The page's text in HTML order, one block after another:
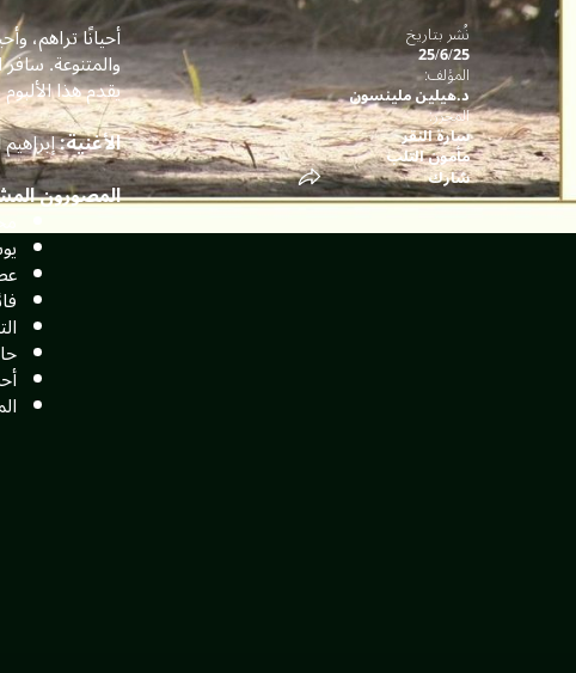
نُشر بتاريخ
25/6/25
المؤلف:
د.هيلين ملينسون
المحرر:
سارة النقر
مأمون التلب
شارك
أحيانًا تراهم،
والمتنوعة.
يقدم هذا
الأغنية:
المصورون